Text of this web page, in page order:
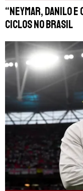
“Neymar, Danilo
ciclos no Brasil